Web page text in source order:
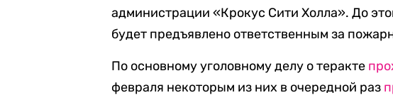
администрации «Крокус Сити Холла». До
будет предъявлено ответственным за
По основному уголовному делу о теракте
февраля некоторым из них в очередной раз